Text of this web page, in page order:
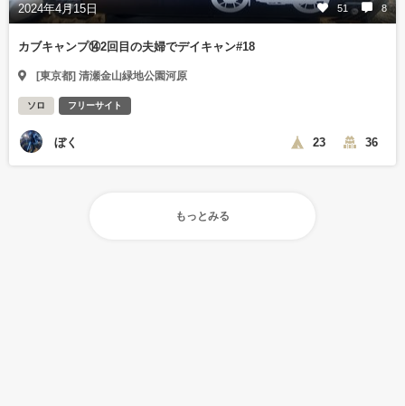
2024年4月15日 51 8
カブキャンプ⑭2回目の夫婦でデイキャン#18
[東京都] 清瀬金山緑地公園河原
ソロ フリーサイト
ぼく 23 36
もっとみる